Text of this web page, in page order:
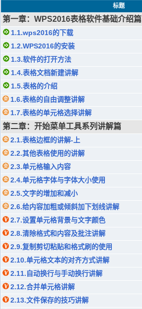
标题
第一章：WPS2016表格软件基础介绍篇
1.1.wps2016的下载
1.2.WPS2016的安装
1.3.软件的打开方法
1.4.表格文档新建讲解
1.5.表格的介绍
1.6.表格的自由调整讲解
1.7.表格的单元格选择讲解
第二章：开始菜单工具系列讲解篇
2.1.表格边框的讲解-上
2.2.其他表格使用的讲解
2.3.单元格输入内容
2.4.单元格字体与字体大小使用
2.5.文字的增加和减小
2.6.给内容加粗或倾斜加下划线讲解
2.7.设置单元格背景与文字颜色
2.8.清除格式和内容及批注讲解
2.9.复制剪切粘贴和格式刷的使用
2.10.单元格文本的对齐方式讲解
2.11.自动换行与手动换行讲解
2.12.合并单元格讲解
2.13.文件保存的技巧讲解